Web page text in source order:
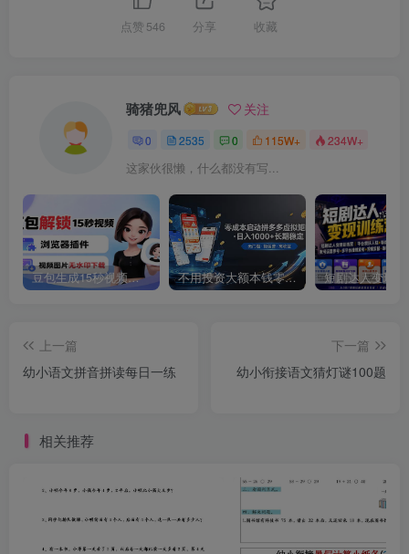
点赞 546 分享 收藏
骑猪兜风 关注
0 2535 0 115W+ 234W+
这家伙很懒，什么都没有写...
豆包生成15秒视频——浏览器插件：豆包/Dola 视频图片无水印下载 + 解锁15秒视频生成 不用投资大额本钱零成本启动，做拼多多虚拟矩阵，长期稳定！轻松维持日入 1000
上一篇
幼小语文拼音拼读每日一练
下一篇
幼小衔接语文猜灯谜100题
相关推荐